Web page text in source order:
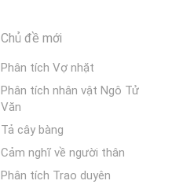
Chủ đề mới
Phân tích Vợ nhặt
Phân tích nhân vật Ngô Tử
Văn
Tả cây bàng
Cảm nghĩ về người thân
Phân tích Trao duyên